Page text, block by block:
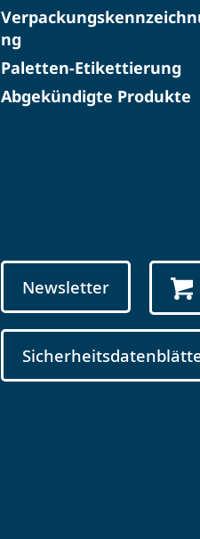
ng
Paletten-Etikettierung
Abgekündigte Produkte​
Newsletter